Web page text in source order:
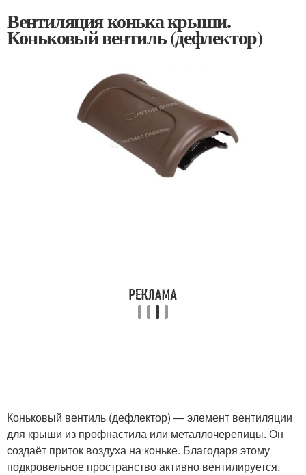
Вентиляция конька крыши.
Коньковый вентиль (дефлектор)
Коньковый вентиль (дефлектор) ― элемент вентиляции
для крыши из профнастила или металлочерепицы. Он
создаёт приток воздуха на коньке. Благодаря этому
подкровельное пространство активно вентилируется.